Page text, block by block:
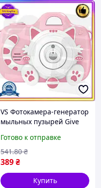
VS Фотокамера-генератор
мыльных пузырей Give
игрушка с
автоматическим
выпуском 32T8_V1
Готово к отправке
389₴
541.80 ₴
Купить